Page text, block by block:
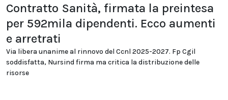
Contratto Sanità, firmata la preintesa
per 592mila dipendenti. Ecco aumenti
e arretrati
Via libera unanime al rinnovo del Ccnl 2025-2027. Fp Cgil
soddisfatta, Nursind firma ma critica la distribuzione delle
risorse